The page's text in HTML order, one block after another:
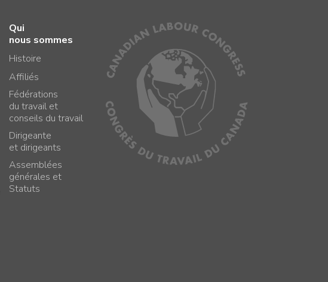
Qui
nous sommes
Histoire
Affiliés
Fédérations
du travail et
conseils du travail
Dirigeante
et dirigeants
Assemblées
générales et
Statuts